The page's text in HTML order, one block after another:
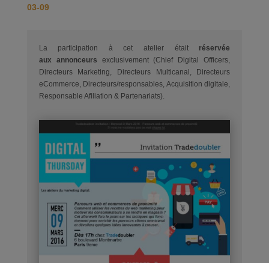
03-09
La participation à cet atelier était réservée
aux annonceurs exclusivement (Chief Digital Officers,
Directeurs Marketing, Directeurs Multicanal, Directeurs
eCommerce, Directeurs/responsables, Acquisition digitale,
Responsable Afiliation & Partenariats).